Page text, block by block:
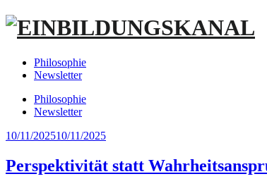
Philosophie
Newsletter
Philosophie
Newsletter
10/11/202510/11/2025
Perspektivität statt